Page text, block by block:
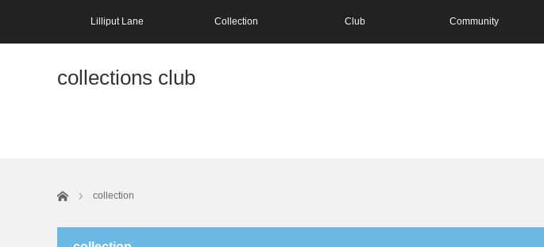
Lilliput Lane Collection Club Community
collections club
ホーム collection